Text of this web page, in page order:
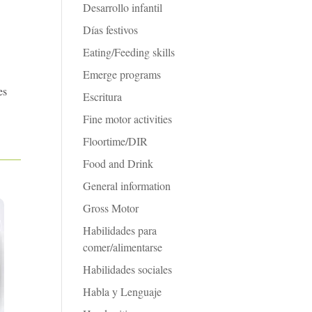
Desarrollo infantil
Días festivos
Eating/Feeding skills
Emerge programs
Escritura
Fine motor activities
Floortime/DIR
Food and Drink
General information
Gross Motor
Habilidades para
comer/alimentarse
Habilidades sociales
Habla y Lenguaje